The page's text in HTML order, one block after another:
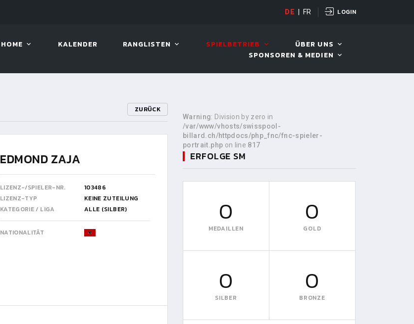
LIVE! VIVA OPEN
DE FR LOGIN
HOME KALENDER RANGLISTEN SPIELBETRIEB
ÜBER UNS
SPONSOREN & MEDIEN
ZURÜCK
EDMOND ZAJA
LIZENZ-/SPIELER-NR.
103486
LIZENZ-TYP
KEINE ZUTEILUNG
KATEGORIE / LIGA
ALLE (SILBER)
NATIONALITÄT
Warning: Division by zero in
/var/www/vhosts/swisspool-
billard.ch/httpdocs/php_fnc/fnc-spieler-
portrait.php on line 817
ERFOLGE SM
0
MEDAILLEN
0
GOLD
0
SILBER
0
BRONZE